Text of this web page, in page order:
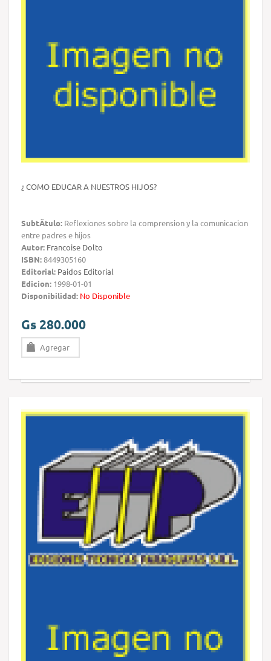
¿ COMO EDUCAR A NUESTROS HIJOS?
SubtÃ­tulo: Reflexiones sobre la comprension y la comunicacion
entre padres e hijos
Autor: Francoise Dolto
ISBN:8449305160
Editorial: Paidos Editorial
Edicion: 1998-01-01
Disponibilidad: No Disponible
Gs 280.000
Agregar